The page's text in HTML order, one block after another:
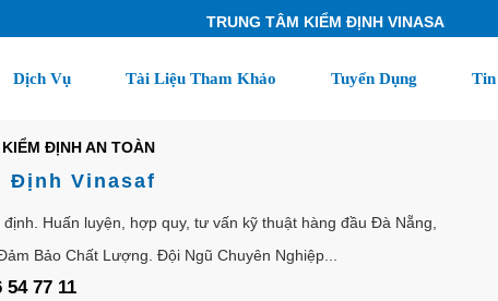
TRUNG TÂM KIỂM ĐỊNH VINASAF, DỊCH
Dịch Vụ Tài Liệu Tham Khảo Tuyển Dụng
KIỂM ĐỊNH AN TOÀN
Định Vinasaf
Huấn luyện, hợp quy, tư vấn kỹ thuật hàng đầu Đà Nẵng,
Bảo Chất Lượng. Đội Ngũ Chuyên Nghiệp...
54 77 11